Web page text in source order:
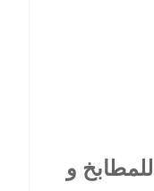
و